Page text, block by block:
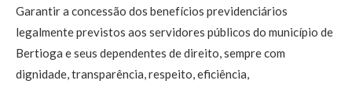
Garantir a concessão dos benefícios previdenciários
legalmente previstos aos servidores públicos do município de
Bertioga e seus dependentes de direito, sempre com
dignidade, transparência, respeito, eficiência,